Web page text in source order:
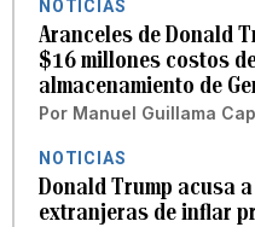
NOTICIAS
Aranceles de Donald
$16 millones costos
almacenamiento de
Por Manuel Guillama
NOTICIAS
Donald Trump acusa
extranjeras de inflar